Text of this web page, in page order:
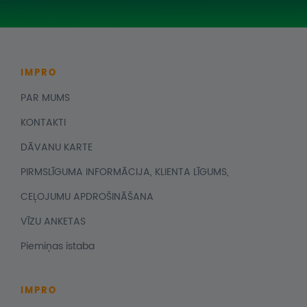
IMPRO
PAR MUMS
KONTAKTI
DĀVANU KARTE
PIRMSLĪGUMA INFORMĀCIJA, KLIENTA LĪGUMS,
CEĻOJUMU APDROŠINĀŠANA
VĪZU ANKETAS
Piemiņas istaba
IMPRO